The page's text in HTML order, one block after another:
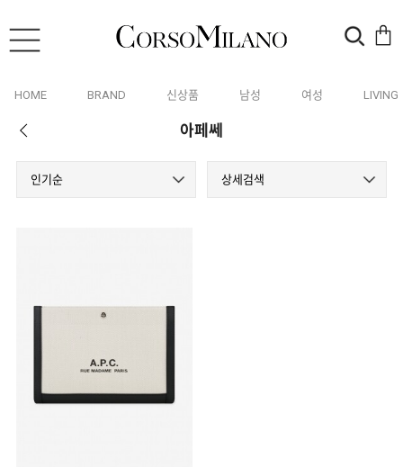
HOME BRAND 신상품 남성 여성 LIVING
아페쎄
인기순 상세검색